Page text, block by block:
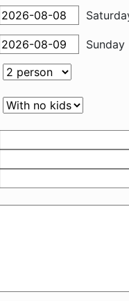
Sunday